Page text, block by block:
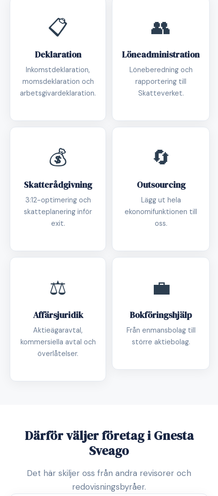
📋
Deklaration
Inkomstdeklaration,
momsdeklaration och
arbetsgivardeklaration.
👥
Löneadministration
Löneberedning och
rapportering till
Skatteverket.
💰
Skatterådgivning
3:12-optimering och
skatteplanering inför
exit.
🔄
Outsourcing
Lägg ut hela
ekonomifunktionen till
oss.
⚖️
Affärsjuridik
Aktieägaravtal,
kommersiella avtal och
överlåtelser.
💼
Bokföringshjälp
Från enmansbolag till
större aktiebolag.
Därför väljer företag i Gnesta
Sveago
Det här skiljer oss från andra revisorer och
redovisningsbyråer.